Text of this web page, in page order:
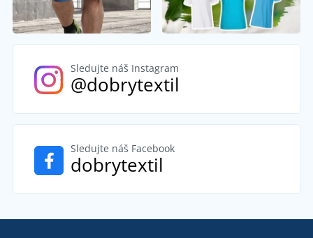
Sledujte náš Instagram
@dobrytextil
Sledujte náš Facebook
dobrytextil